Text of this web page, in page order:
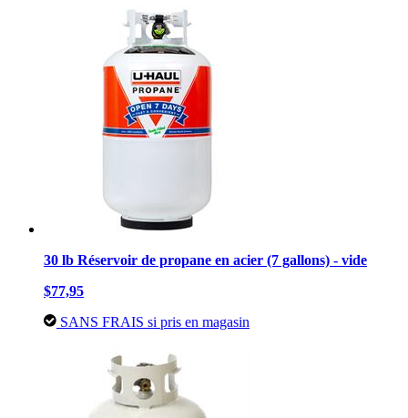
30 lb Réservoir de propane en acier (7 gallons) - vide
$77,95
SANS FRAIS si pris en magasin